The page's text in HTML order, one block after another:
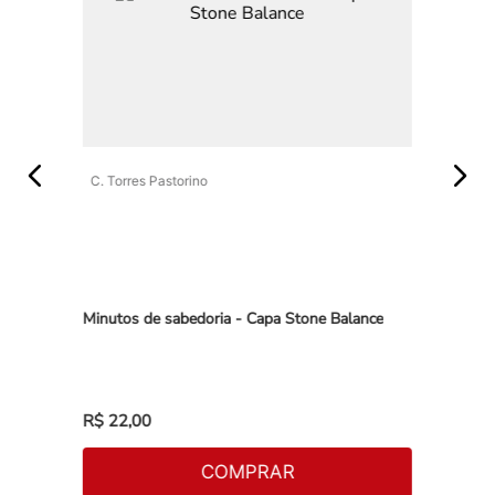
Minutos de sabedoria - Capa Stone Balance
R$ 22,00
COMPRAR